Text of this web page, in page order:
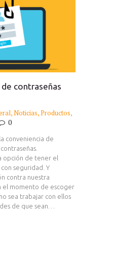
contraseñas
,Noticias,Productos,
0
conveniencia de
opción de tener el
seguridad. Y
contra nuestra
el momento de escoger
sea trabajar con ellos
de que sean…